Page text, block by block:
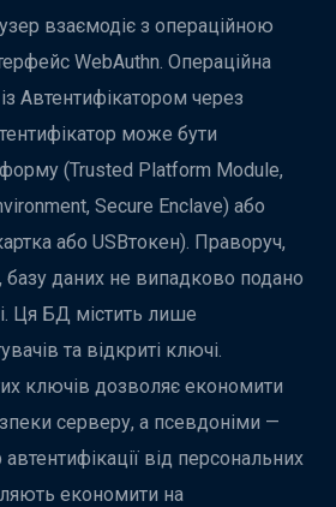
взаємодіє з операційною
WebAuthn. Операційна
Автентифікатором через
може бути
(Trusted Platform Module,
Secure Enclave) або
або USBтокен). Праворуч,
базу даних не випадково подано
Ця БД містить лише
та відкриті ключі.
ключів дозволяє економити
серверу, а псевдоніми —
від персональних
економити на